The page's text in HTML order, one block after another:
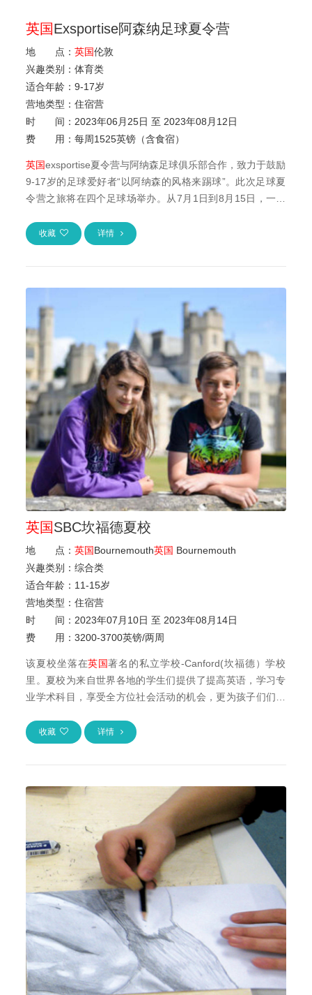
英国Exsportise阿森纳足球夏令营
地 点：英国伦敦
兴趣类别：体育类
适合年龄：9-17岁
营地类型：住宿营
时 间： 2023年06月25日 至 2023年08月12日
费 用：每周1525英镑（含食宿）
英国exsportise夏令营与阿纳森足球俱乐部合作，致力于鼓励
9-17岁的足球爱好者“以阿纳森的风格来踢球”。此次足球夏
令营之旅将在四个足球场举办。从7月1日到8月15日，一周
收藏 详情
英国SBC坎福德夏校
地 点：英国Bournemouth英国 Bournemouth
兴趣类别：综合类
适合年龄： 11-15岁
营地类型：住宿营
时 间： 2023年07月10日 至 2023年08月14日
费 用：3200-3700英镑/两周
该夏校坐落在英国著名的私立学校-Canford(坎福德）学校
里。夏校为来自世界各地的学生们提供了提高英语，学习专
业学术科目，享受全方位社会活动的机会，更为孩子们们安
收藏 详情